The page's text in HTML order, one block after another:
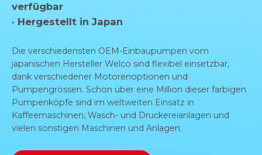
verfügbar
· Hergestellt in Japan
Die verschiedensten OEM-Einbaupumpen vom
japanischen Hersteller Welco sind flexibel einsetzbar,
dank verschiedener Motorenoptionen und
Pumpengrössen. Schon über eine Million dieser farbigen
Pumpenköpfe sind im weltweiten Einsatz in
Kaffeemaschinen, Wasch- und Druckereianlagen und
vielen sonstigen Maschinen und Anlagen.